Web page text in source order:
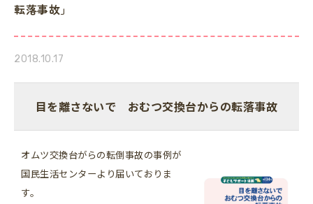
転落事故」
2018.10.17
目を離さないで おむつ交換台からの転落事故
オムツ交換台がらの転倒事故の事例が
国民生活センターより届いておりま
す。